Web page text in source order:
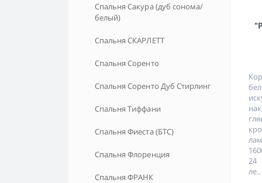
Спальня Сакура (дуб сонома/
белый)
Спальня СКАРЛЕТТ
Спальня Соренто
Спальня Соренто Дуб Стирлинг
Спальня Тиффани
Спальня Фиеста (БТС)
Спальня Флоренция
Спальня ФРАНК
24
ле..